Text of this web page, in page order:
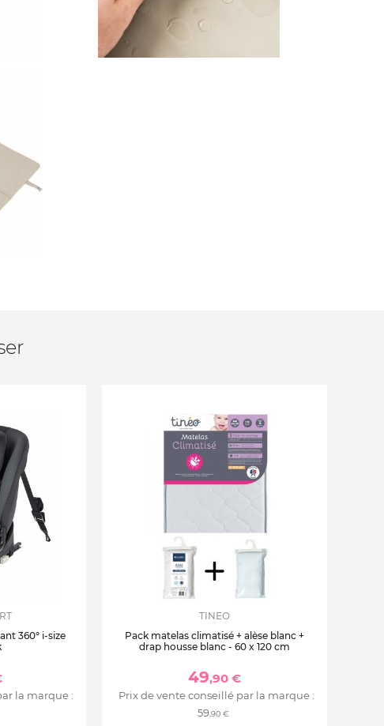
360° i-size
la marque :
TINEO
Pack matelas climatisé + alèse blanc +
drap housse blanc - 60 x 120 cm
49,90 €
Prix de vente conseillé par la marque :
59,90 €